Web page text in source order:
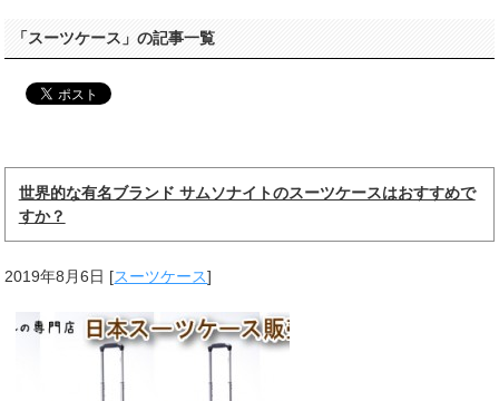
「スーツケース」の記事一覧
世界的な有名ブランド サムソナイトのスーツケースはおすすめで
すか？
2019年8月6日 [スーツケース]